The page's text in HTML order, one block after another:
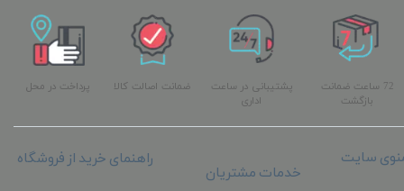
پشتیبانی در ساعت
اداری
پرداخت در محل
72 ساعت ضمانت
بازگشت
ضمانت اصالت کالا
راهنمای خرید از فروشگاه
خدمات مشتریان
سایت